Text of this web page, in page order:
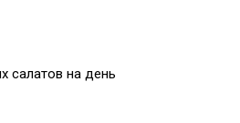
салатов на день